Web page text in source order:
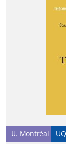
U. Montréal